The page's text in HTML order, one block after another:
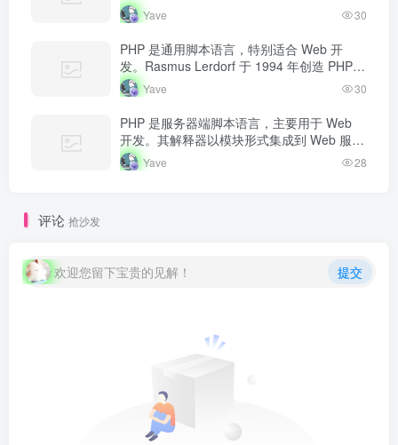
最初用于追踪个人简历访问量。如今 PHP 驱
动…
Yave 30
PHP 是通用脚本语言，特别适合 Web 开
发。Rasmus Lerdorf 于 1994 年创造 PHP，
最初用于追踪个人简历访问量。如今 PHP 驱
动…
Yave 30
PHP 是服务器端脚本语言，主要用于 Web
开发。其解释器以模块形式集成到 Web 服务
器中，当收到请求时执行 PHP 代码，生成动
态内容返回给客户端。
Yave 28
评论 抢沙发
欢迎您留下宝贵的见解！ 提交